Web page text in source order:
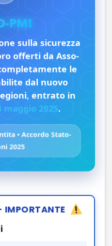
PMI
sulla sicurezza
offerti da Asso-
le
dal nuovo
entrato in
maggio 2025.
• Accordo Stato-
2025
IMPORTANTE